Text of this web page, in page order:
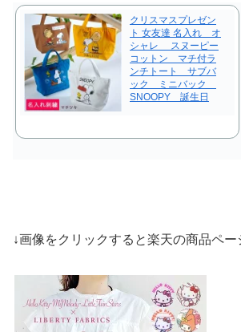
クリスマスプレゼン
ト 女友達 名入れ オ
シャレ スヌーピー
コットン マチ付ラ
ンチトート サブバ
ック ミニバック
SNOOPY 誕生日
↓画像をクリックすると楽天の商品ペー